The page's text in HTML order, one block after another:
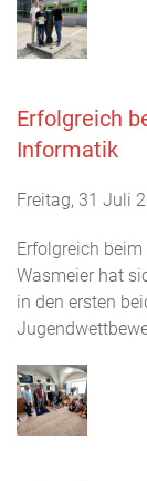
Erfolgreich
Informatik
Freitag, 31 Juli
Erfolgreich
Wasmeier hat
in den ersten